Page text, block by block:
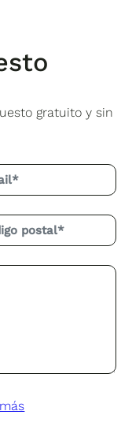
gratuito y sin